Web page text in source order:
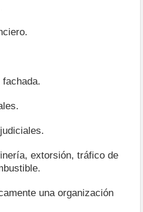
extorsión, tráfico de
una organización